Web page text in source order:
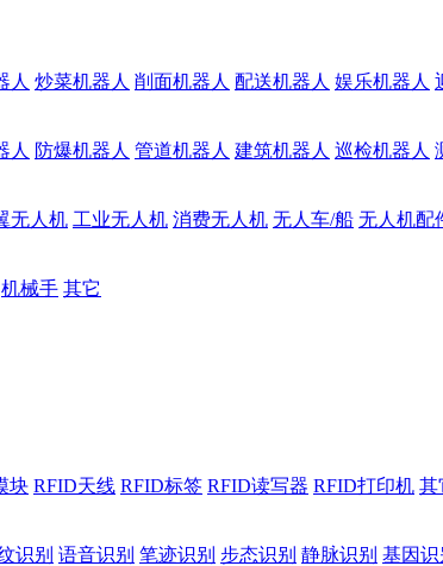
人 炒菜机器人 削面机器人 配送机器人 娱乐机器人
人 防爆机器人 管道机器人 建筑机器人 巡检机器人
无人机 工业无人机 消费无人机 无人车/船 无人机配
机械手 其它
块 RFID天线 RFID标签 RFID读写器 RFID打印机 其
识别 语音识别 笔迹识别 步态识别 静脉识别 基因识